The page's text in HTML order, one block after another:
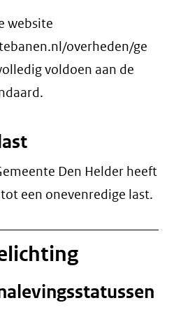
website
overheden/ge
voldoen aan de
Den Helder heeft
een onevenredige last.